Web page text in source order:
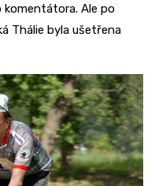
komentátora. Ale po
Thálie byla ušetřena